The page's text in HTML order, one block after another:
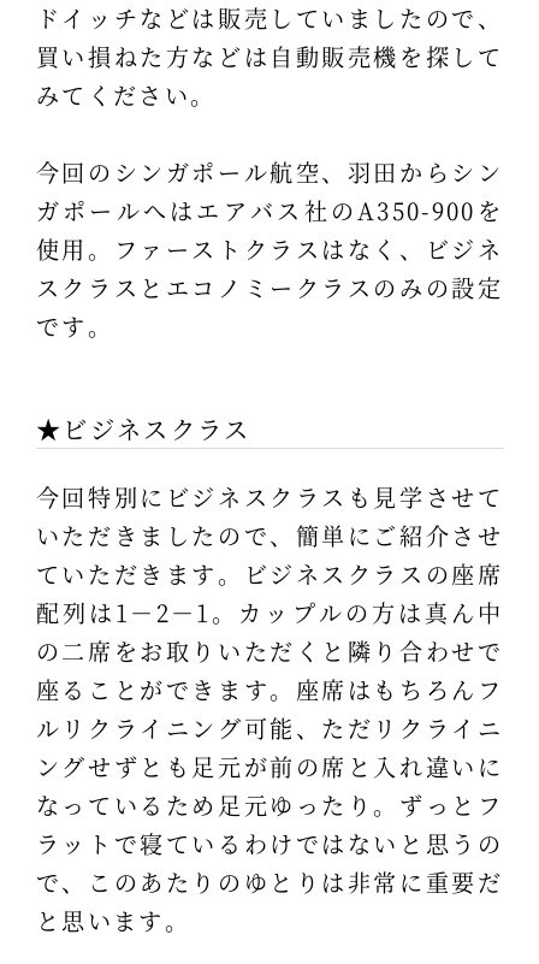
ドイッチなどは販売していましたので、
買い損ねた方などは自動販売機を探して
みてください。
今回のシンガポール航空、羽田からシン
ガポールへはエアバス社のA350-900を
使用。ファーストクラスはなく、ビジネ
スクラスとエコノミークラスのみの設定
です。
★ビジネスクラス
今回特別にビジネスクラスも見学させて
いただきましたので、簡単にご紹介させ
ていただきます。ビジネスクラスの座席
配列は1－2－1。カップルの方は真ん中
の二席をお取りいただくと隣り合わせで
座ることができます。座席はもちろんフ
ルリクライニング可能、ただリクライニ
ングせずとも足元が前の席と入れ違いに
なっているため足元ゆったり。ずっとフ
ラットで寝ているわけではないと思うの
で、このあたりのゆとりは非常に重要だ
と思います。